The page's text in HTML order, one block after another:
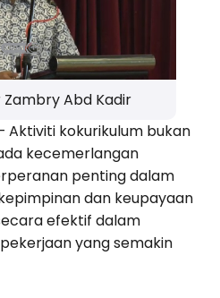
Zambry Abd Kadir
Aktiviti kokurikulum bukan
kecemerlangan
penting dalam
dan keupayaan
efektif dalam
yang semakin